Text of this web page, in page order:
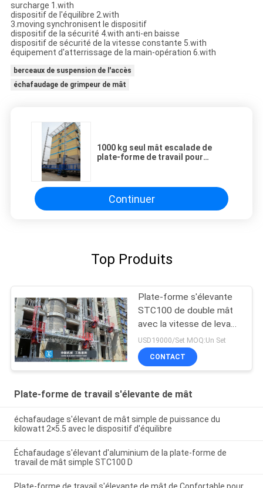
surcharge 1.with
dispositif de l'équilibre 2.with
3.moving synchronisent le dispositif
dispositif de la sécurité 4.with anti-en baisse
dispositif de sécurité de la vitesse constante 5.with
équipement d'atterrissage de la main-opération 6.with
berceaux de suspension de l'accès
échafaudage de grimpeur de mât
1000 kg seul mât escalade de
plate-forme de travail pour
Continuer
Top Produits
Plate-forme s'élevante
STC100 de double mât
avec la vitesse de levage
6,4 m/min
USD19000/Set MOQ:Un Set
CONTACT
Plate-forme de travail s'élevante de mât
échafaudage s'élevant de mât simple de puissance du
kilowatt 2×5.5 avec le dispositif d'équilibre
Échafaudage s'élevant d'aluminium de la plate-forme de
travail de mât simple STC100 D
Plate-forme de travail s'élevante de mât de Confortable pour